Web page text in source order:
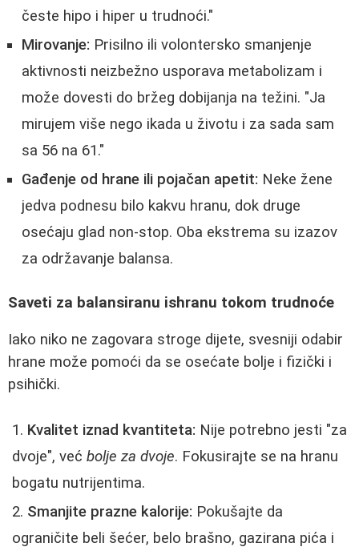
česte hipo i hiper u trudnoći."
Mirovanje: Prisilno ili volontersko smanjenje
aktivnosti neizbežno usporava metabolizam i
može dovesti do bržeg dobijanja na težini. "Ja
mirujem više nego ikada u životu i za sada sam
sa 56 na 61."
Gađenje od hrane ili pojačan apetit: Neke žene
jedva podnesu bilo kakvu hranu, dok druge
osećaju glad non-stop. Oba ekstrema su izazov
za održavanje balansa.
Saveti za balansiranu ishranu tokom trudnoće
Iako niko ne zagovara stroge dijete, svesniji odabir
hrane može pomoći da se osećate bolje i fizički i
psihički.
Kvalitet iznad kvantiteta: Nije potrebno jesti "za
dvoje", već bolje za dvoje. Fokusirajte se na hranu
bogatu nutrijentima.
Smanjite prazne kalorije: Pokušajte da
ograničite beli šećer, belo brašno, gazirana pića i